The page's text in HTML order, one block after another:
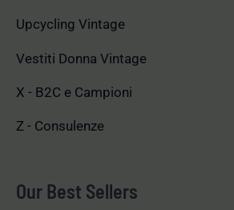
Upcycling Vintage
Vestiti Donna Vintage
X - B2C e Campioni
Z - Consulenze
Our Best Sellers